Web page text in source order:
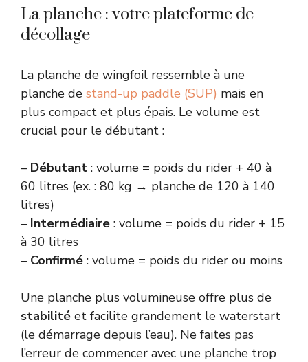
La planche : votre plateforme de
décollage
La planche de wingfoil ressemble à une
planche de stand-up paddle (SUP) mais en
plus compact et plus épais. Le volume est
crucial pour le débutant :
– Débutant : volume = poids du rider + 40 à
60 litres (ex. : 80 kg → planche de 120 à 140
litres)
– Intermédiaire : volume = poids du rider + 15
à 30 litres
– Confirmé : volume = poids du rider ou moins
Une planche plus volumineuse offre plus de
stabilité et facilite grandement le waterstart
(le démarrage depuis l’eau). Ne faites pas
l’erreur de commencer avec une planche trop